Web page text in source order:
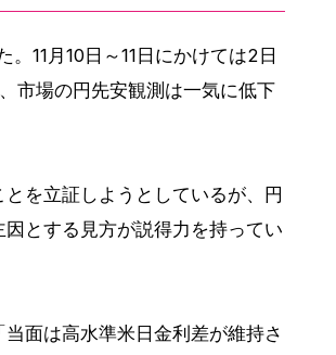
11月10日～11日にかけては2日
市場の円先安観測は一気に低下
を立証しようとしているが、円
とする見方が説得力を持ってい
面は高水準米日金利差が維持さ